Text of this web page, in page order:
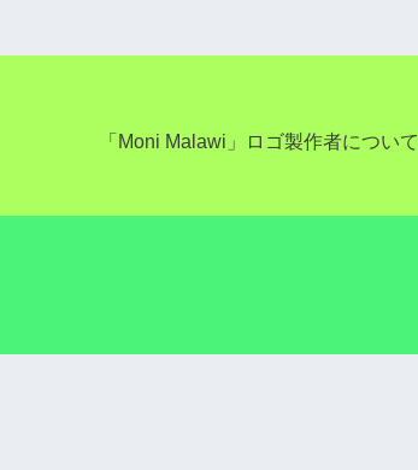
「Moni Malawi」ロゴ製作者について